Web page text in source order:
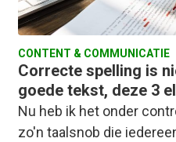
CONTENT & COMMUNICATIE
Correcte spelling is
goede tekst, deze 3
Nu heb ik het onder
zo'n taalsnob die